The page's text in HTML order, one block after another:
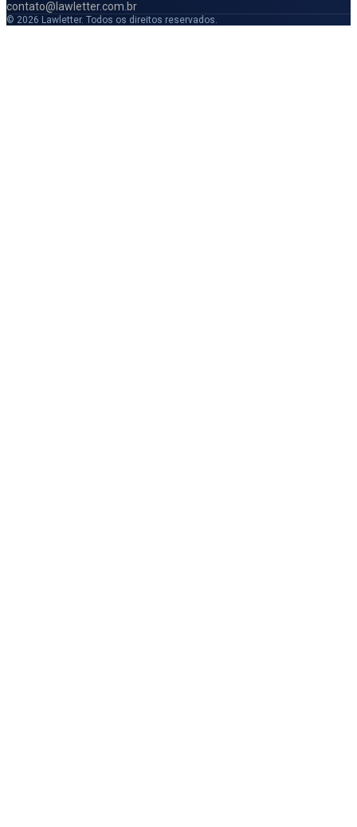
contato@lawletter.com.br
© 2026 Lawletter. Todos os direitos reservados.